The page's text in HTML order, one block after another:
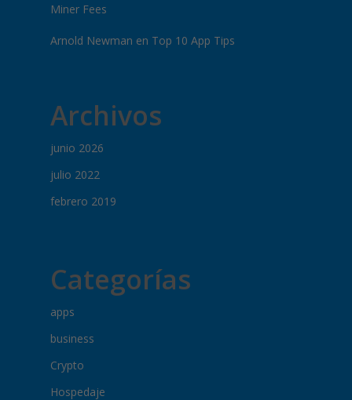
Miner Fees
Arnold Newman en Top 10 App Tips
Archivos
junio 2026
julio 2022
febrero 2019
Categorías
apps
business
Crypto
Hospedaje